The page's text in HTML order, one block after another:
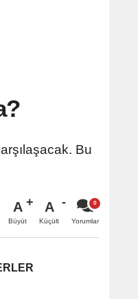
Bu
A
Büyüt
A
Küçült Yorumlar